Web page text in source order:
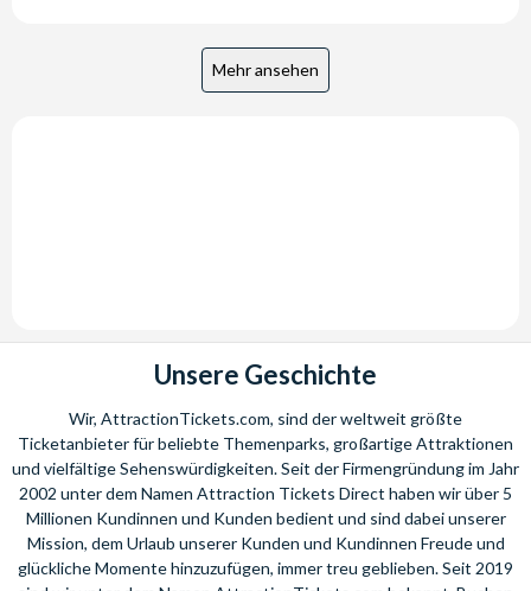
Unsere Geschichte
Wir, AttractionTickets.com, sind der weltweit größte
Ticketanbieter für beliebte Themenparks, großartige Attraktionen
und vielfältige Sehenswürdigkeiten. Seit der Firmengründung im Jahr
2002 unter dem Namen Attraction Tickets Direct haben wir über 5
Millionen Kundinnen und Kunden bedient und sind dabei unserer
Mission, dem Urlaub unserer Kunden und Kundinnen Freude und
glückliche Momente hinzuzufügen, immer treu geblieben. Seit 2019